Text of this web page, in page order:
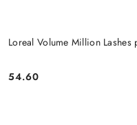
Loreal Volume Million
Cena:
54.60